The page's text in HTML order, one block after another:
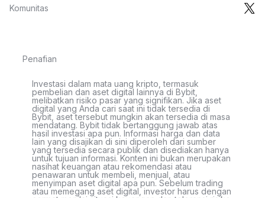
Komunitas
Penafian
Investasi dalam mata uang kripto, termasuk
pembelian dan aset digital lainnya di Bybit,
melibatkan risiko pasar yang signifikan. Jika aset
digital yang Anda cari saat ini tidak tersedia di
Bybit, aset tersebut mungkin akan tersedia di masa
mendatang. Bybit tidak bertanggung jawab atas
hasil investasi apa pun. Informasi harga dan data
lain yang disajikan di sini diperoleh dari sumber
yang tersedia secara publik dan disediakan hanya
untuk tujuan informasi. Konten ini bukan merupakan
nasihat keuangan atau rekomendasi atau
penawaran untuk membeli, menjual, atau
menyimpan aset digital apa pun. Sebelum trading
atau memegang aset digital, investor harus dengan